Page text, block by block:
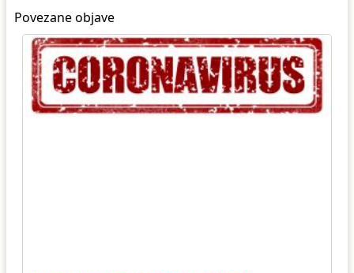
Povezane objave